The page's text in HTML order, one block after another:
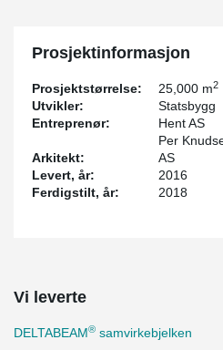
Prosjektinformasjon
Prosjektstørrelse: 25,000 m2
Utvikler:
Statsbygg
Entreprenør:
Hent AS
Arkitekt:
Per
AS
Levert, år:
2016
Ferdigstilt, år:
2018
Vi leverte
DELTABEAM® samvirkebjelken